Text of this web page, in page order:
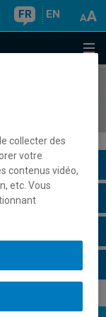
FR EN
collecter des
votre
contenus vidéo,
etc. Vous